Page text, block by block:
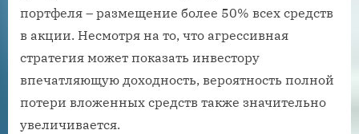
портфеля – размещение более 50% всех средств
в акции. Несмотря на то, что агрессивная
стратегия может показать инвестору
впечатляющую доходность, вероятность полной
потери вложенных средств также значительно
увеличивается.